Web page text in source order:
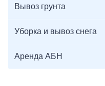
Вывоз грунта
Уборка и вывоз снега
Аренда АБН